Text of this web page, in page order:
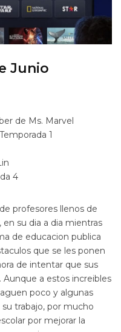
Junio
de Ms. Marvel
1
4
profesores llenos de
su dia a dia mientras
de educacion publica
que se les ponen
de intentar que sus
a estos increibles
poco y algunas
trabajo, por mucho
por mejorar la